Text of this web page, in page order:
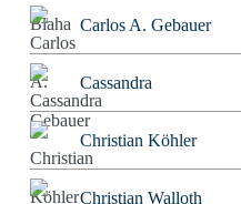
Carlos A. Gebauer
Cassandra
Christian Köhler
Christian Walloth